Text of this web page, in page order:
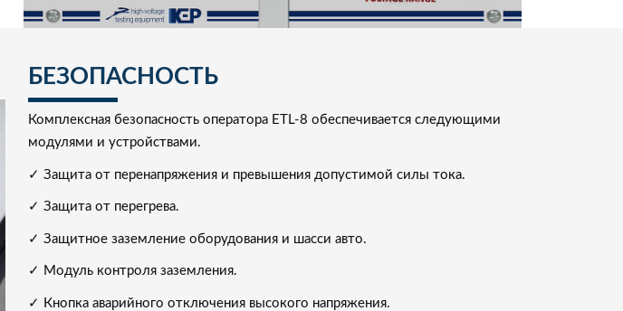
БЕЗОПАСНОСТЬ
Комплексная безопасность оператора ETL-8 обеспечивается следующими
модулями и устройствами.
✓ Защита от перенапряжения и превышения допустимой силы тока.
✓ Защита от перегрева.
✓ Защитное заземление оборудования и шасси авто.
✓ Модуль контроля заземления.
✓ Кнопка аварийного отключения высокого напряжения.